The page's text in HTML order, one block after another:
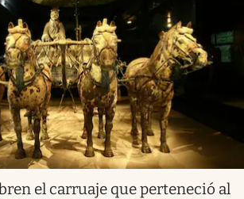
el carruaje que perteneció al